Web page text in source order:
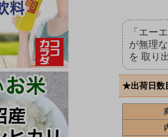
「エー
が無理
を 取り
★出荷日数